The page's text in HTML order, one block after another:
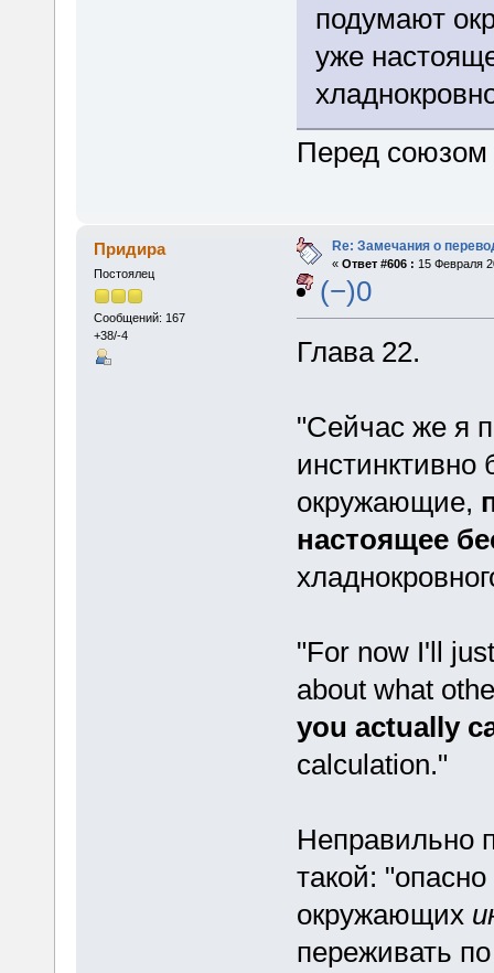
подумают
уже
Перед союзом
Придира
Постоялец
Сообщений: 167
+38/-4
Re: Замечания о
« Ответ #606 : 15 Февраля
(−)0
Глава 22.
"Сейчас же я
инстинктивно
окружающие,
настоящее
"For now I'll
about what
you actually
calculation."
Неправильно
такой:
окружающих
переживать